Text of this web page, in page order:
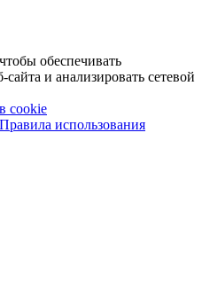
обеспечивать
и анализировать сетевой
cookie
Правила использования